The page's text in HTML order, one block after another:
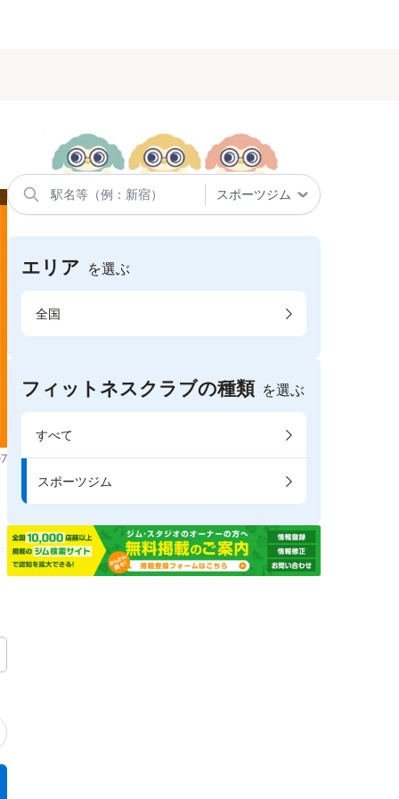
エリア を選ぶ
全国
フィットネスクラブの種類 を選ぶ
すべて
スポーツジム